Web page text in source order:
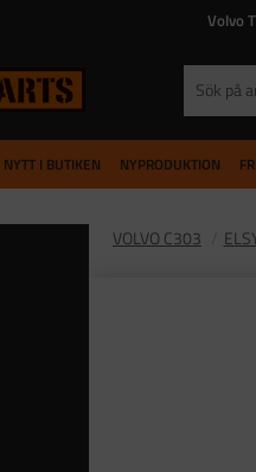
Volvo
NYTT I BUTIKEN NYPRODUKTION
VOLVO C303